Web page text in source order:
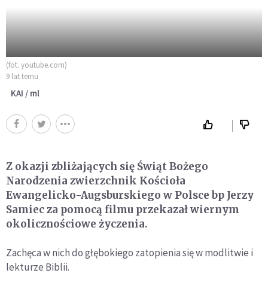
(fot. youtube.com)
9 lat temu
KAI / ml
Z okazji zbliżających się Świąt Bożego
Narodzenia zwierzchnik Kościoła
Ewangelicko-Augsburskiego w Polsce bp Jerzy
Samiec za pomocą filmu przekazał wiernym
okolicznościowe życzenia.
Zachęca w nich do głębokiego zatopienia się w modlitwie i
lekturze Biblii.